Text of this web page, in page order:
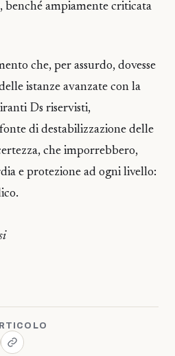
benché ampiamente criticata
che, per assurdo, dovesse
istanze avanzate con la
Ds riservisti,
di destabilizzazione delle
che imporrebbero,
e protezione ad ogni livello: